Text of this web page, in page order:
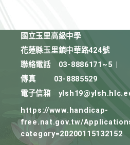
國立玉里高級中學
花蓮縣玉里鎮中華路424號
聯絡電話
03-8886171~5
傳真
03-8885529
電子信箱
https://www.handicap-
free.nat.gov.tw/
category=20200115132152